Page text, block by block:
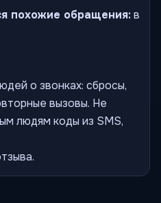
похожие обращения:в
о звонках: сбросы,
вызовы. Не
людям коды из SMS,